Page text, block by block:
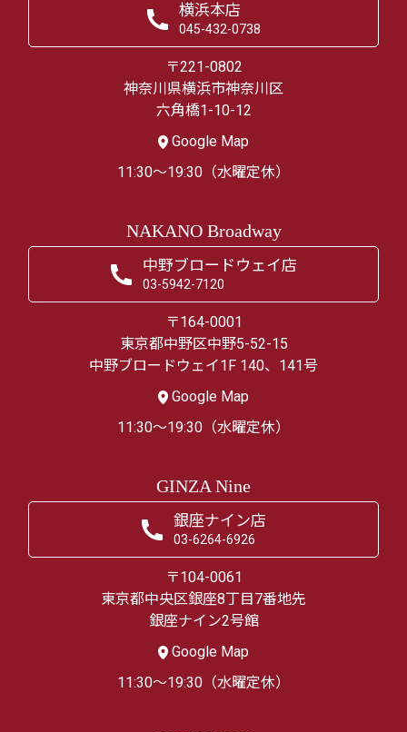
横浜本店
045-432-0738
〒221-0802
神奈川県横浜市神奈川区
六角橋1-10-12
Google Map
11:30～19:30（水曜定休）
NAKANO Broadway
中野ブロードウェイ店
03-5942-7120
〒164-0001
東京都中野区中野5-52-15
中野ブロードウェイ1F 140、141号
Google Map
11:30～19:30（水曜定休）
GINZA Nine
銀座ナイン店
03-6264-6926
〒104-0061
東京都中央区銀座8丁目7番地先
銀座ナイン2号館
Google Map
11:30～19:30（水曜定休）